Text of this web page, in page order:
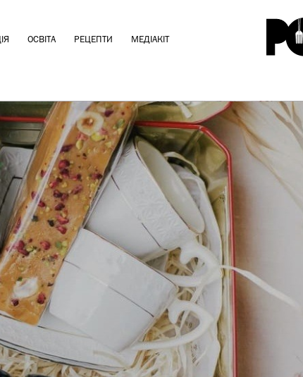
ОСВІТА РЕЦЕПТИ МЕДІАКІТ